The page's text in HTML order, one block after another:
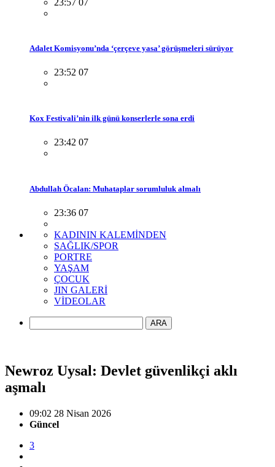
Adalet Komisyonu’nda ‘çerçeve yasa’ görüşmeleri sürüyor
23:52 07
Kox Festivali’nin ilk günü konserlerle sona erdi
23:42 07
Abdullah Öcalan: Muhataplar sorumluluk almalı
23:36 07
KADININ KALEMİNDEN
SAĞLIK/SPOR
PORTRE
YAŞAM
ÇOCUK
JIN GALERİ
VİDEOLAR
ARA
Newroz Uysal: Devlet güvenlikçi aklı
aşmalı
09:02 28 Nisan 2026
Güncel
3